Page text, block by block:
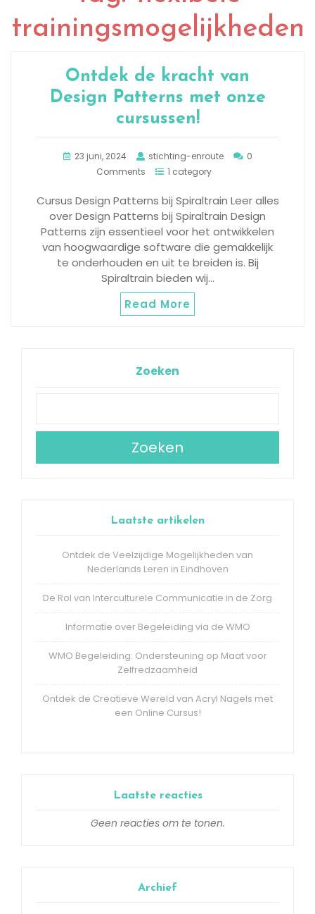
trainingsmogelijkheden
Ontdek de kracht van
Design Patterns met onze
cursussen!
23 juni, 2024 stichting-enroute
0
Comments
1 category
Cursus Design Patterns bij Spiraltrain Leer alles
over Design Patterns bij Spiraltrain Design
Patterns zijn essentieel voor het ontwikkelen
van hoogwaardige software die gemakkelijk
te onderhouden en uit te breiden is. Bij
Spiraltrain bieden wij…
Read More
Zoeken
Zoeken
Laatste artikelen
Ontdek de Veelzijdige Mogelijkheden van
Nederlands Leren in Eindhoven
De Rol van Interculturele Communicatie in de Zorg
Informatie over Begeleiding via de WMO
WMO Begeleiding: Ondersteuning op Maat voor
Zelfredzaamheid
Ontdek de Creatieve Wereld van Acryl Nagels met
een Online Cursus!
Laatste reacties
Geen reacties om te tonen.
Archief